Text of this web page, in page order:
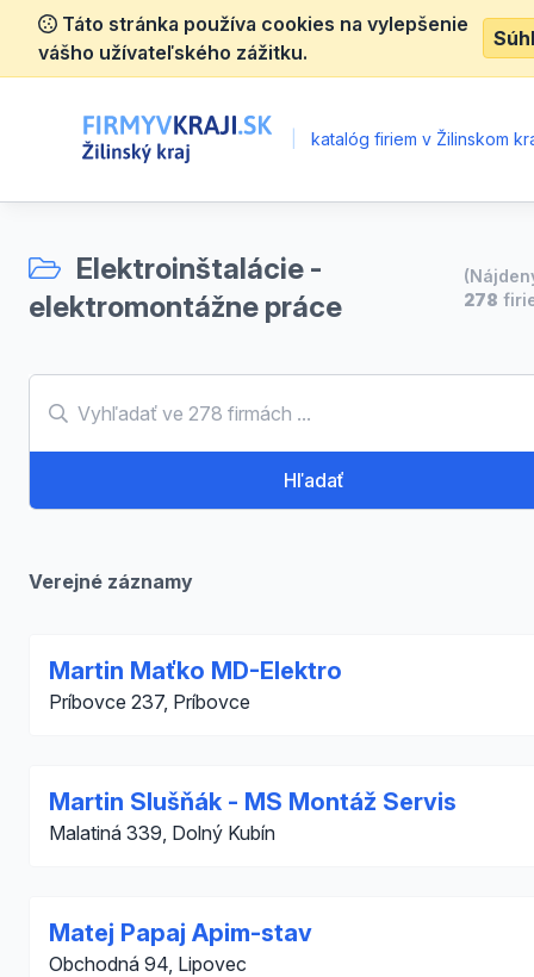
Táto stránka používa cookies na vylepšenie
vášho užívateľského zážitku.
katalóg firiem v Žilinskom
Elektroinštalácie -
elektromontážne práce
278
Hľadať
Verejné záznamy
Martin Maťko MD-Elektro
Príbovce 237, Príbovce
Martin Slušňák - MS Montáž Servis
Malatiná 339, Dolný Kubín
Matej Papaj Apim-stav
Obchodná 94, Lipovec